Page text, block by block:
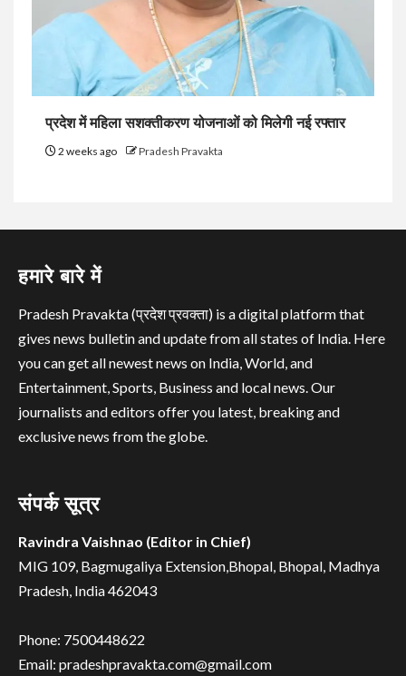
प्रदेश में महिला सशक्तीकरण योजनाओं को मिलेगी नई रफ्तार
2 weeks ago Pradesh Pravakta
हमारे बारे में
Pradesh Pravakta (प्रदेश प्रवक्ता) is a digital platform that
gives news bulletin and update from all states of India. Here
you can get all newest news on India, World, and
Entertainment, Sports, Business and local news. Our
journalists and editors offer you latest, breaking and
exclusive news from the globe.
संपर्क सूत्र
Ravindra Vaishnao (Editor in Chief)
MIG 109, Bagmugaliya Extension,Bhopal, Bhopal, Madhya
Pradesh, India 462043
Phone: 7500448622
Email: pradeshpravakta.com@gmail.com